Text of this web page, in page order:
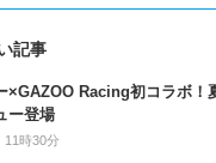
記事
×GAZOO Racing初コラボ！
ー登場
11時30分